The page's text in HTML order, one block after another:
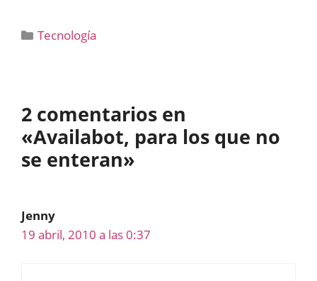
Categorías
Tecnología
2 comentarios en
«Availabot, para los que no
se enteran»
Jenny
19 abril, 2010 a las 0:37